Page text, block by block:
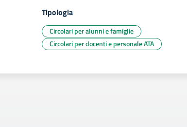
Tipologia
Circolari per alunni e famiglie
Circolari per docenti e personale ATA